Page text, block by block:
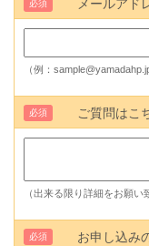
メールアド
必須
（例：sample@yamadahp.jp
ご質問はこ
必須
（出来る限り詳細をお願い
お申し込み
必須